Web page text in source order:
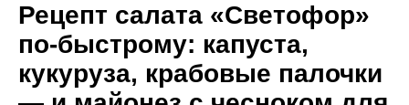
Рецепт салата «Светофор»
по-быстрому: капуста,
кукуруза, крабовые палочки